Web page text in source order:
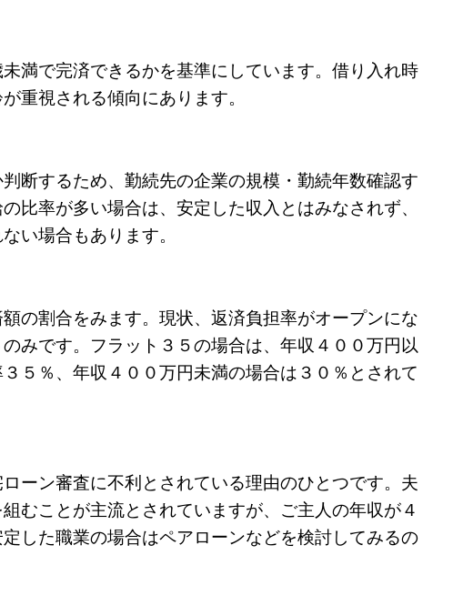
満で完済できるかを基準にしています。借り入れ時
重視される傾向にあります。
断するため、勤続先の企業の規模・勤続年数確認す
比率が多い場合は、安定した収入とはみなされず、
い場合もあります。
の割合をみます。現状、返済負担率がオープンにな
みです。フラット３５の場合は、年収４００万円以
５％、年収４００万円未満の場合は３０％とされて
ーン審査に不利とされている理由のひとつです。夫
むことが主流とされていますが、ご主人の年収が４
した職業の場合はペアローンなどを検討してみるの